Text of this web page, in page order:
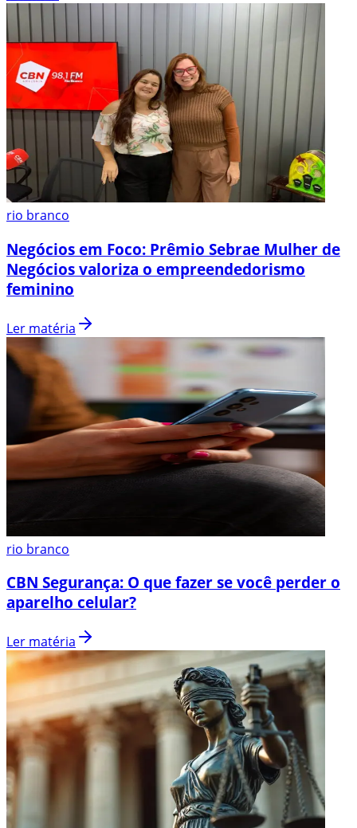
rio branco
Negócios em Foco: Prêmio Sebrae Mulher de
Negócios valoriza o empreendedorismo
feminino
Ler matéria
rio branco
CBN Segurança: O que fazer se você perder o
aparelho celular?
Ler matéria